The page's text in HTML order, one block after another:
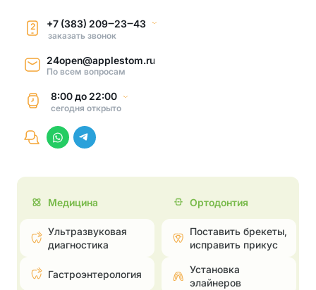
2 +7 (383) 209‒23‒43
заказать звонок
24open@applestom.ru
По всем вопросам
8:00до22:00
сегодняоткрыто
Медицина
Ультразвуковая
диагностика
Гастроэнтерология
Ортодонтия
Поставить брекеты,
исправить прикус
Установка
элайнеров